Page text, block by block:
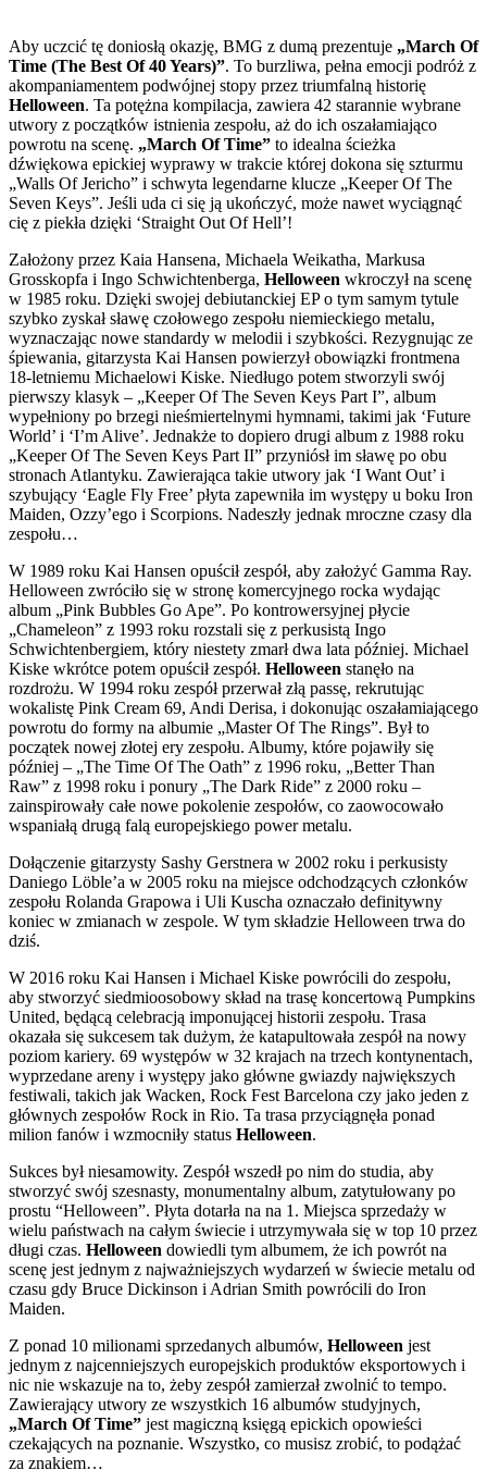
Aby uczcić tę doniosłą okazję, BMG z dumą prezentuje „March Of
Time (The Best Of 40 Years)”. To burzliwa, pełna emocji podróż z
akompaniamentem podwójnej stopy przez triumfalną historię
Helloween. Ta potężna kompilacja, zawiera 42 starannie wybrane
utwory z początków istnienia zespołu, aż do ich oszałamiająco
powrotu na scenę. „March Of Time” to idealna ścieżka
dźwiękowa epickiej wyprawy w trakcie której dokona się szturmu
„Walls Of Jericho” i schwyta legendarne klucze „Keeper Of The
Seven Keys”. Jeśli uda ci się ją ukończyć, może nawet wyciągnąć
cię z piekła dzięki ‘Straight Out Of Hell’!
Założony przez Kaia Hansena, Michaela Weikatha, Markusa
Grosskopfa i Ingo Schwichtenberga, Helloween wkroczył na scenę
w 1985 roku. Dzięki swojej debiutanckiej EP o tym samym tytule
szybko zyskał sławę czołowego zespołu niemieckiego metalu,
wyznaczając nowe standardy w melodii i szybkości. Rezygnując ze
śpiewania, gitarzysta Kai Hansen powierzył obowiązki frontmena
18-letniemu Michaelowi Kiske. Niedługo potem stworzyli swój
pierwszy klasyk – „Keeper Of The Seven Keys Part I”, album
wypełniony po brzegi nieśmiertelnymi hymnami, takimi jak ‘Future
World’ i ‘I’m Alive’. Jednakże to dopiero drugi album z 1988 roku
„Keeper Of The Seven Keys Part II” przyniósł im sławę po obu
stronach Atlantyku. Zawierająca takie utwory jak ‘I Want Out’ i
szybujący ‘Eagle Fly Free’ płyta zapewniła im występy u boku Iron
Maiden, Ozzy’ego i Scorpions. Nadeszły jednak mroczne czasy dla
zespołu…
W 1989 roku Kai Hansen opuścił zespół, aby założyć Gamma Ray.
Helloween zwróciło się w stronę komercyjnego rocka wydając
album „Pink Bubbles Go Ape”. Po kontrowersyjnej płycie
„Chameleon” z 1993 roku rozstali się z perkusistą Ingo
Schwichtenbergiem, który niestety zmarł dwa lata później. Michael
Kiske wkrótce potem opuścił zespół. Helloween stanęło na
rozdrożu. W 1994 roku zespół przerwał złą passę, rekrutując
wokalistę Pink Cream 69, Andi Derisa, i dokonując oszałamiającego
powrotu do formy na albumie „Master Of The Rings”. Był to
początek nowej złotej ery zespołu. Albumy, które pojawiły się
później – „The Time Of The Oath” z 1996 roku, „Better Than
Raw” z 1998 roku i ponury „The Dark Ride” z 2000 roku –
zainspirowały całe nowe pokolenie zespołów, co zaowocowało
wspaniałą drugą falą europejskiego power metalu.
Dołączenie gitarzysty Sashy Gerstnera w 2002 roku i perkusisty
Daniego Löble’a w 2005 roku na miejsce odchodzących członków
zespołu Rolanda Grapowa i Uli Kuscha oznaczało definitywny
koniec w zmianach w zespole. W tym składzie Helloween trwa do
dziś.
W 2016 roku Kai Hansen i Michael Kiske powrócili do zespołu,
aby stworzyć siedmioosobowy skład na trasę koncertową Pumpkins
United, będącą celebracją imponującej historii zespołu. Trasa
okazała się sukcesem tak dużym, że katapultowała zespół na nowy
poziom kariery. 69 występów w 32 krajach na trzech kontynentach,
wyprzedane areny i występy jako główne gwiazdy największych
festiwali, takich jak Wacken, Rock Fest Barcelona czy jako jeden z
głównych zespołów Rock in Rio. Ta trasa przyciągnęła ponad
milion fanów i wzmocniły status Helloween.
Sukces był niesamowity. Zespół wszedł po nim do studia, aby
stworzyć swój szesnasty, monumentalny album, zatytułowany po
prostu “Helloween”. Płyta dotarła na na 1. Miejsca sprzedaży w
wielu państwach na całym świecie i utrzymywała się w top 10 przez
długi czas. Helloween dowiedli tym albumem, że ich powrót na
scenę jest jednym z najważniejszych wydarzeń w świecie metalu od
czasu gdy Bruce Dickinson i Adrian Smith powrócili do Iron
Maiden.
Z ponad 10 milionami sprzedanych albumów, Helloween jest
jednym z najcenniejszych europejskich produktów eksportowych i
nic nie wskazuje na to, żeby zespół zamierzał zwolnić to tempo.
Zawierający utwory ze wszystkich 16 albumów studyjnych,
„March Of Time” jest magiczną księgą epickich opowieści
czekających na poznanie. Wszystko, co musisz zrobić, to podążać
za znakiem…